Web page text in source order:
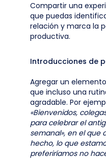
Compartir una
que puedas
relación y marca la
productiva.
Introducciones de
Agregar un
que incluso una
agradable. Por
«Bienvenidos,
para celebrar el
semanal», en el que
hecho, lo que
preferiríamos no